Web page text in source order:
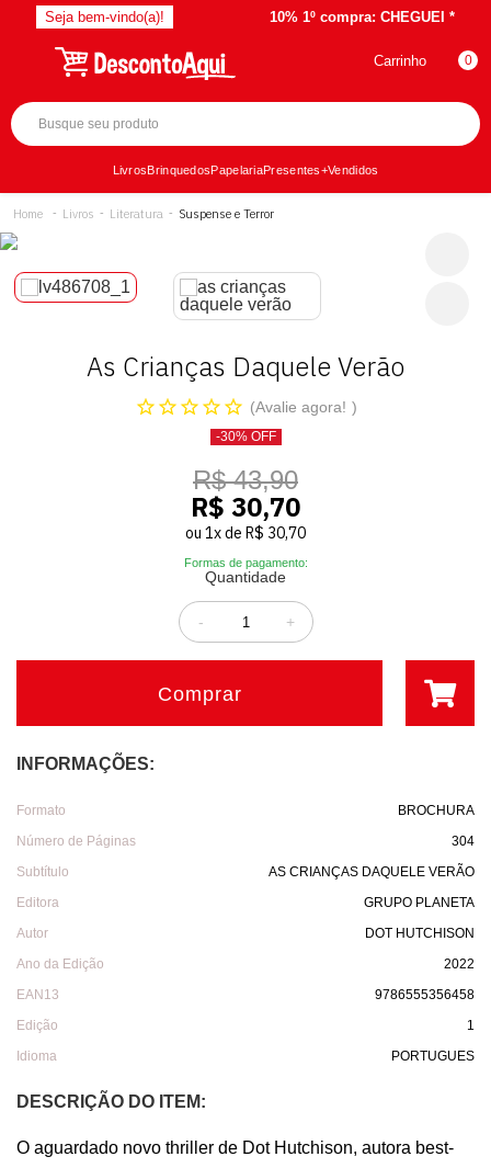
Seja bem-vindo(a)! 10% 1º compra: CHEGUEI *
Carrinho 0
LivrosBrinquedosPapelariaPresentes+Vendidos
Livros Literatura Suspense e Terror
As Crianças Daquele Verão
Avalie agora!
-30% OFF
R$ 43,90
R$ 30,70
ou 1xde R$ 30,70
Formas de pagamento:
Quantidade
+
-
Comprar
INFORMAÇÕES:
Formato
BROCHURA
Número de Páginas
304
Subtítulo
AS CRIANÇAS DAQUELE VERÃO
Editora
GRUPO PLANETA
Autor
DOT HUTCHISON
Ano da Edição
2022
EAN13
9786555356458
Edição
1
Idioma
PORTUGUES
DESCRIÇÃO DO ITEM:
O aguardado novo thriller de Dot Hutchison, autora best-